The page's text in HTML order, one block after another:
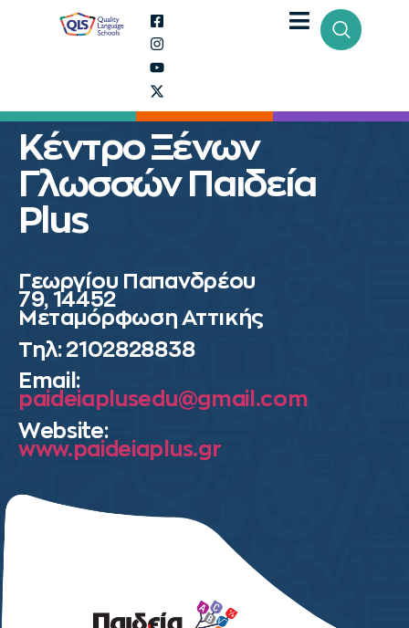
Κέντρο Ξένων
Γλωσσών Παιδεία
Plus
Γεωργίου Παπανδρέου
79, 14452
Μεταμόρφωση Αττικής
Τηλ: 2102828838
Email:
paideiaplusedu@gmail.com
Website:
www.paideiaplus.gr